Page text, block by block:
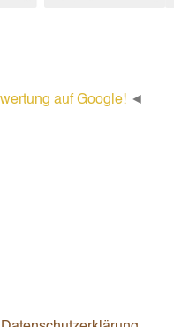
auf Google!◄